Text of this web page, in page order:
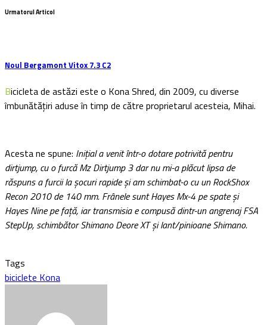
Urmatorul Articol
Noul Bergamont Vitox 7.3 C2
Bicicleta de astăzi este o Kona Shred, din 2009, cu diverse
îmbunătățiri aduse în timp de către proprietarul acesteia, Mihai.
Acesta ne spune: Inițial a venit într-o dotare potrivită pentru
dirtjump, cu o furcă Mz Dirtjump 3 dar nu mi-a plăcut lipsa de
răspuns a furcii la șocuri rapide și am schimbat-o cu un RockShox
Recon 2010 de 140 mm. Frânele sunt Hayes Mx-4 pe spate și
Hayes Nine pe față, iar transmisia e compusă dintr-un angrenaj FSA
StepUp, schimbător Shimano Deore XT și lant/pinioane Shimano.
Tags
biciclete Kona